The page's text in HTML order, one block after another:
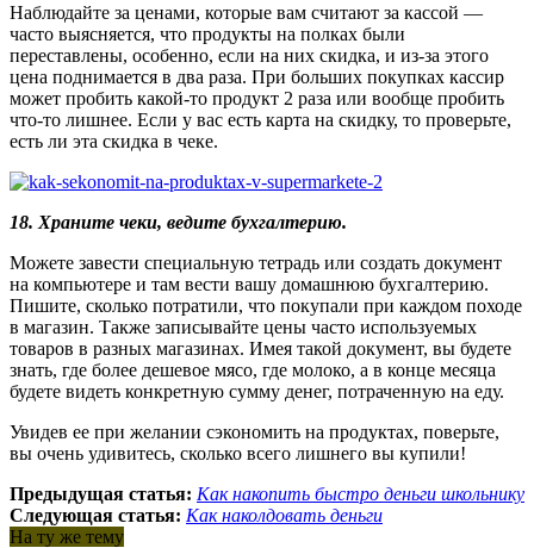
Наблюдайте за ценами, которые вам считают за кассой —
часто выясняется, что продукты на полках были
переставлены, особенно, если на них скидка, и из-за этого
цена поднимается в два раза. При больших покупках кассир
может пробить какой-то продукт 2 раза или вообще пробить
что-то лишнее. Если у вас есть карта на скидку, то проверьте,
есть ли эта скидка в чеке.
18. Храните чеки, ведите бухгалтерию.
Можете завести специальную тетрадь или создать документ
на компьютере и там вести вашу домашнюю бухгалтерию.
Пишите, сколько потратили, что покупали при каждом походе
в магазин. Также записывайте цены часто используемых
товаров в разных магазинах. Имея такой документ, вы будете
знать, где более дешевое мясо, где молоко, а в конце месяца
будете видеть конкретную сумму денег, потраченную на еду.
Увидев ее при желании сэкономить на продуктах, поверьте,
вы очень удивитесь, сколько всего лишнего вы купили!
Предыдущая статья: Как накопить быстро деньги школьнику
Следующая статья: Как наколдовать деньги
На ту же тему